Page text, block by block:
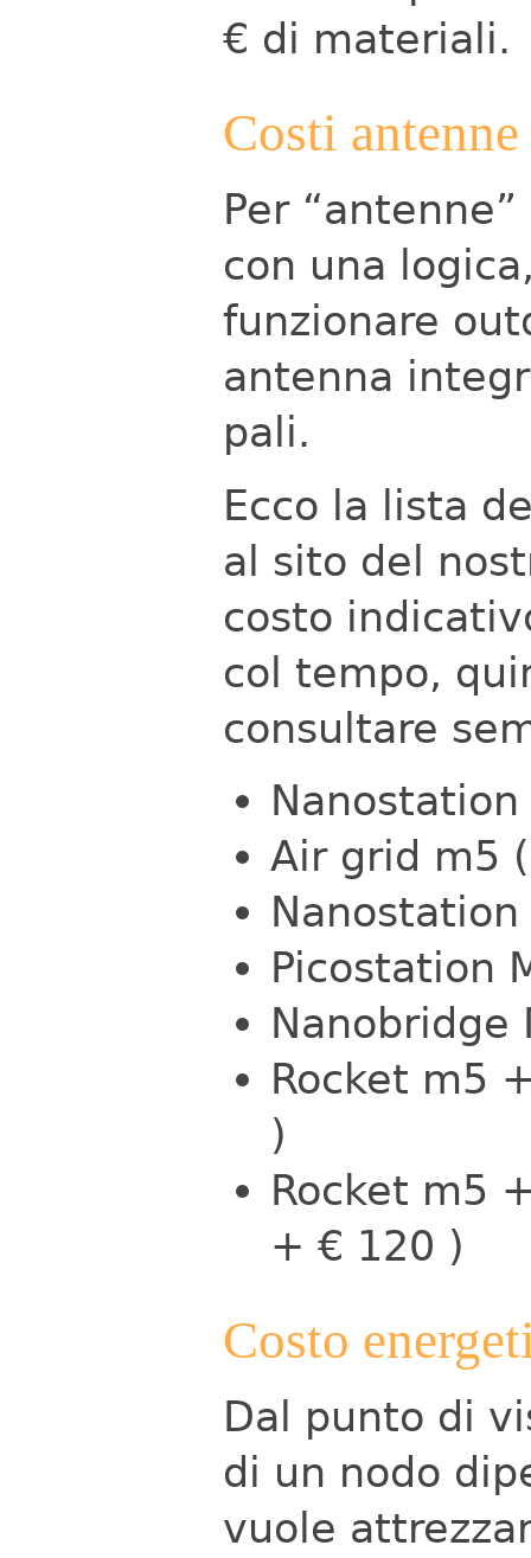
€ di materiali.
Costi antenne
Per
con una
funzionare
antenna
pali.
Ecco la lista
al sito del
costo
col tempo,
consultare
Air grid m5
Picostation
Nanobridge
Rocket m5
)
Rocket m5
+ € 120 )
Costo
Dal punto di
di un nodo
vuole